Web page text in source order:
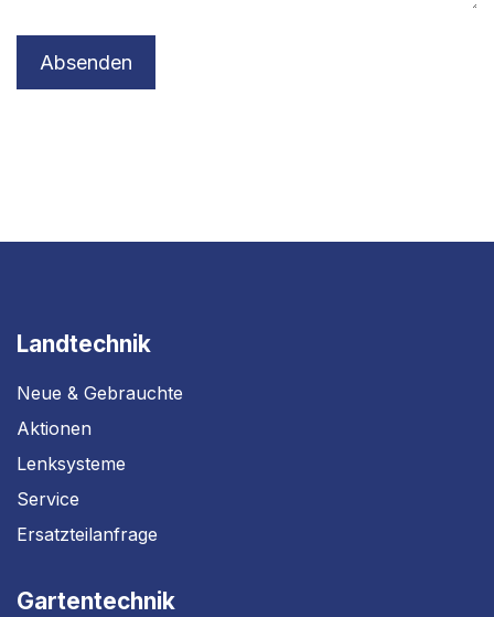
Absenden
Landtechnik
Neue & Gebrauchte
Aktionen
Lenksysteme
Service
Ersatzteilanfrage
Gartentechnik